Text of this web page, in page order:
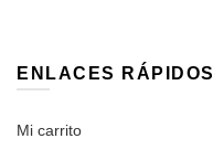
ENLACES RÁPIDOS
Mi carrito